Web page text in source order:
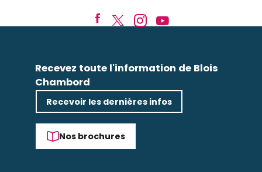
Recevez toute l'information de Blois
Chambord
Recevoir les dernières infos
Nos brochures